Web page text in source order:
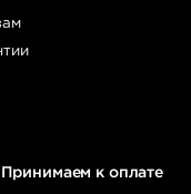
Принимаем к оплате